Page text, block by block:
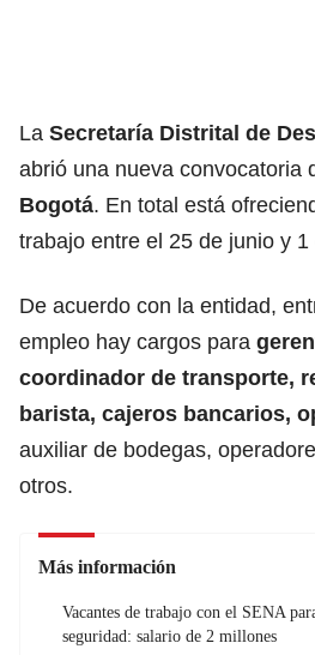
La Secretaría Distrital de
abrió una nueva convocatoria
Bogotá. En total está
trabajo entre el 25 de junio y
De acuerdo con la entidad,
empleo hay cargos para
coordinador de transporte,
barista, cajeros bancarios,
auxiliar de bodegas,
otros.
Más información
Vacantes de trabajo con el SENA
seguridad: salario de 2 millones